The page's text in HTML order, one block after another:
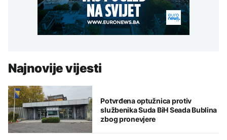
Najnovije vijesti
Potvrđena optužnica protiv
službenika Suda BiH Seada Bublina
zbog pronevjere